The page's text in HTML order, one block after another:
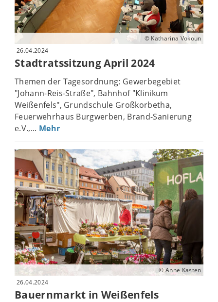
© Katharina Vokoun
26.04.2024
Stadtratssitzung April 2024
Themen der Tagesordnung: Gewerbegebiet
"Johann-Reis-Straße", Bahnhof "Klinikum
Weißenfels", Grundschule Großkorbetha,
Feuerwehrhaus Burgwerben, Brand-Sanierung
e.V.,... Mehr
© Anne Kasten
26.04.2024
Bauernmarkt in Weißenfels